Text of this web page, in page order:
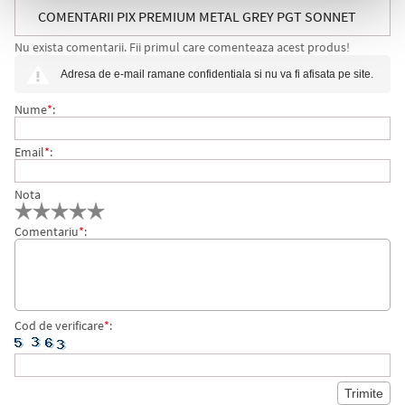
COMENTARII PIX PREMIUM METAL GREY PGT SONNET
Nu exista comentarii. Fii primul care comenteaza acest produs!
Adresa de e-mail ramane confidentiala si nu va fi afisata pe site.
Nume*:
Email*:
Nota
Comentariu*:
Cod de verificare*: